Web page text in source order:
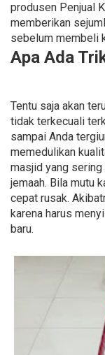
produsen Penjual
memberikan
sebelum membeli
Apa Ada
Tentu saja akan
tidak terkecuali
sampai Anda
memedulikan
masjid yang
jemaah. Bila mutu
cepat rusak.
karena harus
baru.